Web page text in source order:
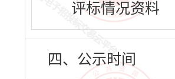
评标情况资料
四、公示时间